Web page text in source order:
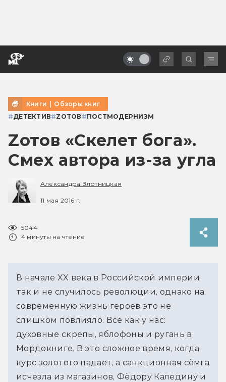
Книги | Обзоры книг
#ДЕТЕКТИВ#ZОТОВ #ПОСТМОДЕРНИЗМ
Zотов «Скелет бога».
Смех автора из-за угла
Александра Злотницкая
11 мая 2016 г.
5044
4 минуты на чтение
В начале XX века в Российской империи
так и не случилось революции, однако на
современную жизнь героев это не
слишком повлияло. Всё как у нас:
духовные скрепы, яблофоны и ругань в
Мордокниге. В это сложное время, когда
курс золотого падает, а санкционная сёмга
исчезла из магазинов, Фёдору Каледину и